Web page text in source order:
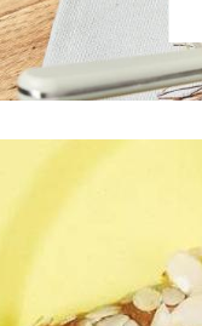
Première